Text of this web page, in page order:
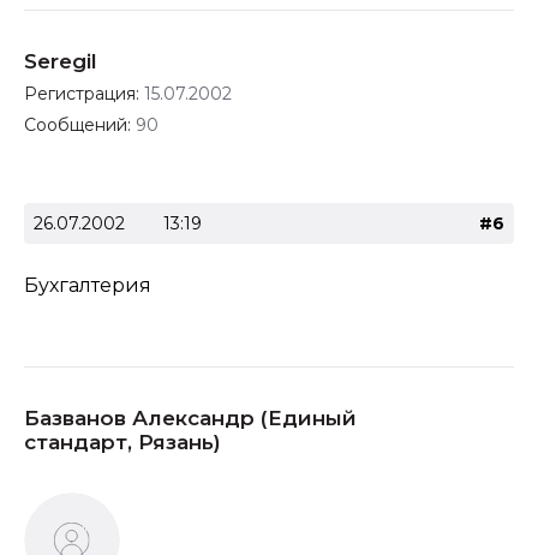
Seregil
Регистрация: 15.07.2002
Сообщений: 90
26.07.2002 13:19 #6
Бухгалтерия
Базванов Александр (Единый
стандарт, Рязань)